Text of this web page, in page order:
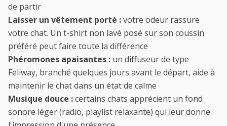
de partir
Laisser un vêtement porté :votre odeur rassure
votre chat. Un t-shirt non lavé posé sur son coussin
préféré peut faire toute la différence
Phéromones apaisantes : un diffuseur de type
Feliway, branché quelques jours avant le départ, aide à
maintenir le chat dans un état de calme
Musique douce :certains chats apprécient un fond
sonore léger (radio, playlist relaxante) qui leur donne